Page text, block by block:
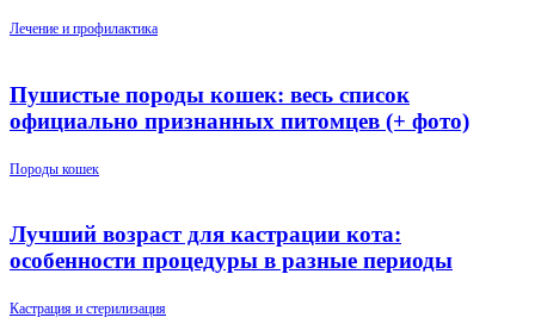
Лечение и профилактика
Пушистые породы кошек: весь список
официально признанных питомцев (+ фото)
Породы кошек
Лучший возраст для кастрации кота:
особенности процедуры в разные периоды
Кастрация и стерилизация